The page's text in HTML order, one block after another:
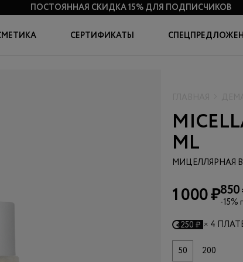
ПОСТОЯННАЯ СКИДКА 15% ДЛЯ ПОДПИСЧИКОВ
СЕРТИФИКАТЫ
ML
МИЦЕЛЛЯРНАЯ
1 000 ₽850
-15%
250 ₽ × 4
50 200